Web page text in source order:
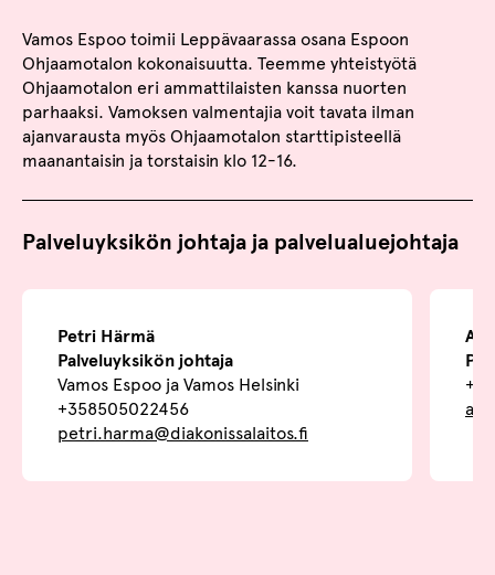
Vamos Espoo toimii Leppävaarassa osana Espoon
Ohjaamotalon kokonaisuutta. Teemme yhteistyötä
Ohjaamotalon eri ammattilaisten kanssa nuorten
parhaaksi. Vamoksen valmentajia voit tavata ilman
ajanvarausta myös Ohjaamotalon starttipisteellä
maanantaisin ja torstaisin klo 12-16.
Palveluyksikön johtaja ja palvelualuejohtaja
Petri Härmä
Palveluyksikön johtaja
Vamos Espoo ja Vamos Helsinki
+358505022456
petri.harma@diakonissalaitos.fi